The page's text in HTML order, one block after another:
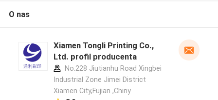
O nas
Xiamen Tongli Printing Co.,
Ltd. profil producenta
No.228 Jiutianhu Road Xingbei
Industrial Zone Jimei District
Xiamen City,Fujian ,Chiny